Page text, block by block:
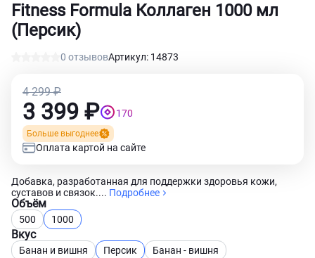
Fitness Formula Коллаген 1000 мл
(Персик)
0 отзывовАртикул: 14873
Добавка, разработанная для поддержки здоровья кожи,
суставов и связок.... Подробнее
Объём
500 1000
Вкус
Банан и вишня Персик
Банан - вишня
4 299 ₽
3 399 ₽ 170
Больше выгоднее
Оплата картой на сайте